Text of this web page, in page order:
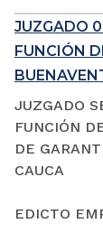
JUZGADO
FUNCIÓN
JUZGADO
FUNCIÓN
DE
CAUCA
EDICTO